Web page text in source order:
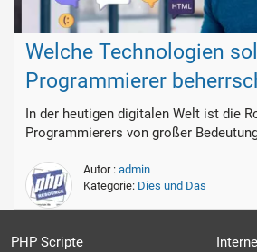
Welche Technologien
Programmierer
In der heutigen digitalen Welt ist die
Programmierers von großer
Autor : admin
Kategorie: Dies und Das
PHP Scripte